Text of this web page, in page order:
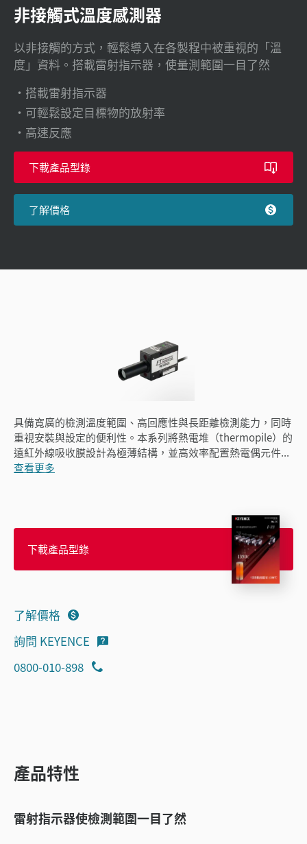
非接觸式溫度感測器
以非接觸的方式，輕鬆導入在各製程中被重視的「溫
度」資料。搭載雷射指示器，使量測範圍一目了然
搭載雷射指示器
可輕鬆設定目標物的放射率
高速反應
下載產品型錄
了解價格
具備寬廣的檢測溫度範圍、高回應性與長距離檢測能力，同時
重視安裝與設定的便利性。本系列將熱電堆（thermopile）的
遠紅外線吸收膜設計為極薄結構，並高效率配置熱電偶元件...
查看更多
下載產品型錄
了解價格
詢問 KEYENCE
0800-010-898
產品特性
雷射指示器使檢測範圍一目了然